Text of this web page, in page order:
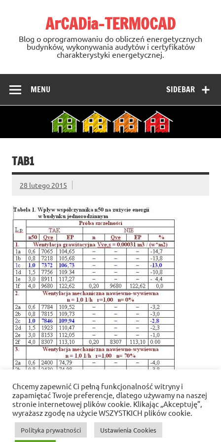
ArCADia-TERMOCAD
Blog o oprogramowaniu do obliczeń energetycznych
budynków, wykonywania audytów i certyfikatów
charakterystyki energetycznej.
SIDEBAR
MENU
TAB1
28 lutego 2015
Polityka prywatności i pliki cookies
Chcemy zapewnić Ci pełną funkcjonalność witryny i
zapamiętać Twoje preferencje, dlatego używamy na naszej
stronie internetowej plików cookie. Klikając „Akceptuję”,
wyrażasz zgodę na użycie WSZYSTKICH plików cookie.
Polityka prywatności Ustawienia Cookies